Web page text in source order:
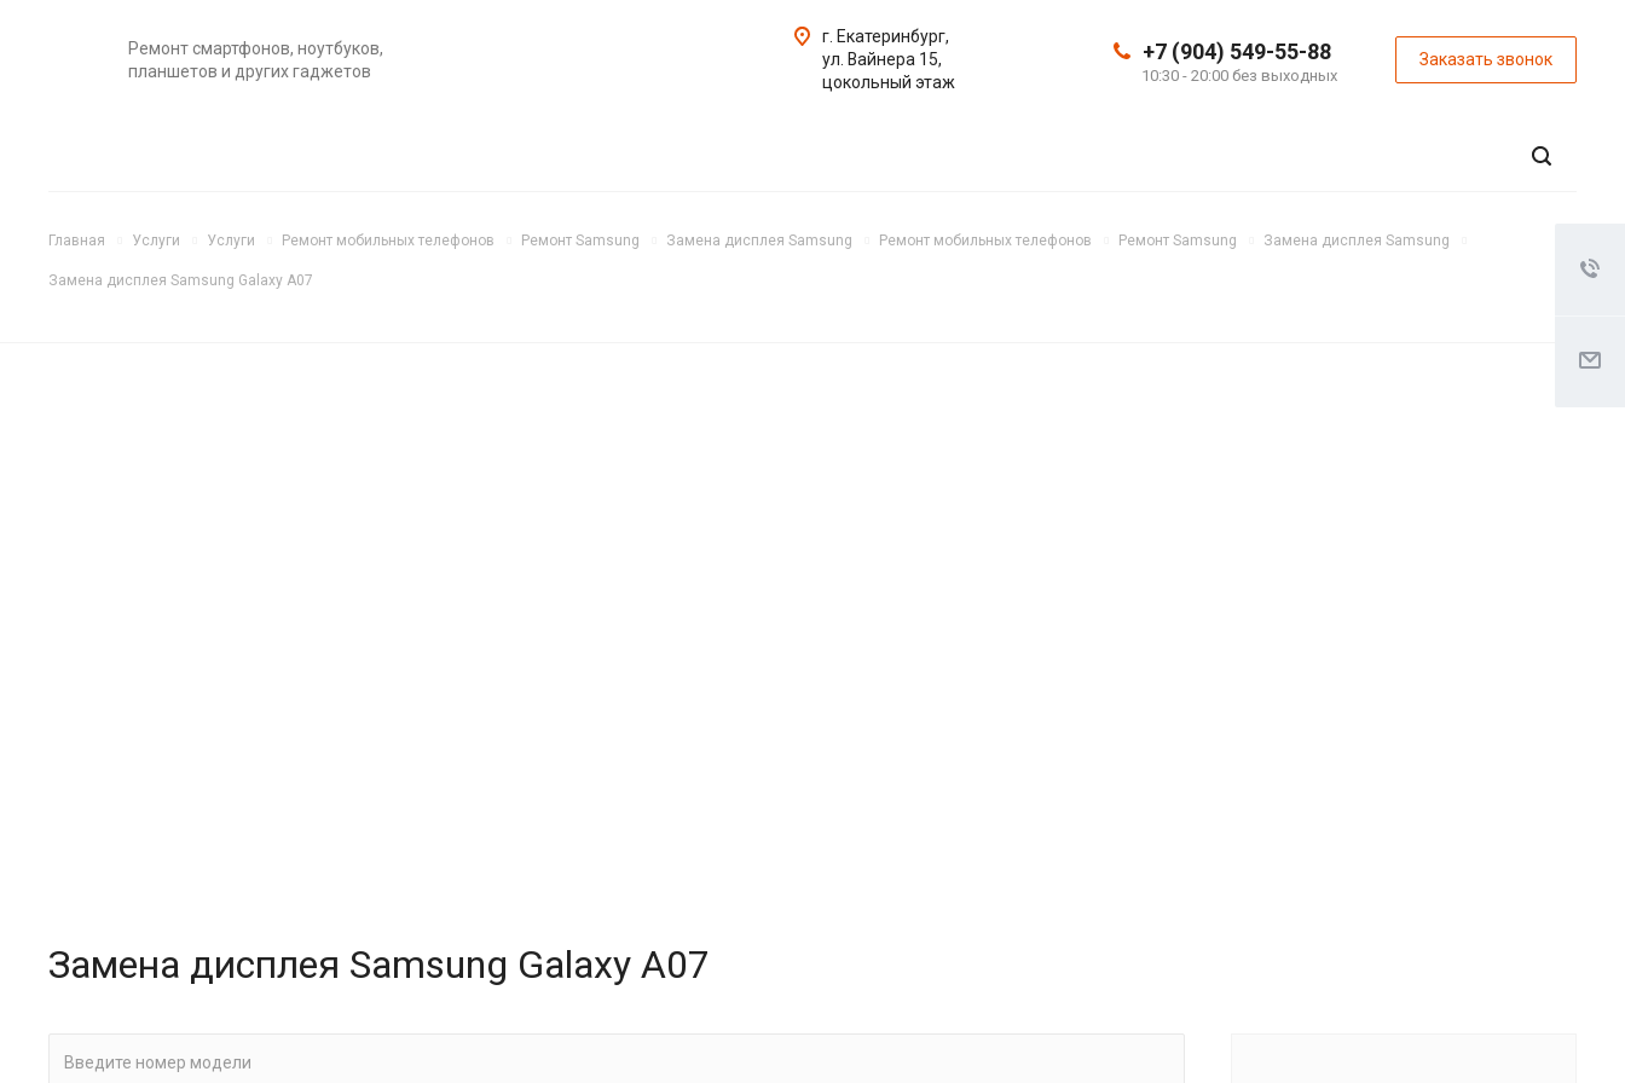
Ремонт смартфонов, ноутбуков,
планшетов и других гаджетов
+7 (904) 549-55-88
10:30 - 20:00 без выходных
Заказать звонок
г. Екатеринбург,
ул. Вайнера 15,
цокольный этаж
Главная Услуги Услуги Ремонт мобильных телефонов Ремонт Samsung Замена дисплея Samsung Ремонт мобильных телефонов Ремонт Samsung Замена дисплея Samsung
Замена дисплея Samsung Galaxy A07
Замена дисплея Samsung Galaxy A07